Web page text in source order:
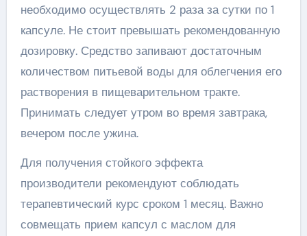
необходимо осуществлять 2 раза за сутки по 1
капсуле. Не стоит превышать рекомендованную
дозировку. Средство запивают достаточным
количеством питьевой воды для облегчения его
растворения в пищеварительном тракте.
Принимать следует утром во время завтрака,
вечером после ужина.
Для получения стойкого эффекта
производители рекомендуют соблюдать
терапевтический курс сроком 1 месяц. Важно
совмещать прием капсул с маслом для